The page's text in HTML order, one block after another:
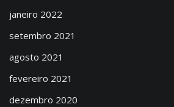
janeiro 2022
setembro 2021
agosto 2021
fevereiro 2021
dezembro 2020